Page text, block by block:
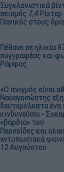
Συγκλονιστικά
σεισμός 7,4
Πανικός στους
Πέθανε σε ηλικία
συγγραφέας και
Ράμφος
«Ο πνιγμός είναι
Ναυαγοσώστης
δευτερόλεπτα ένα
κινδυνεύσει -
«βάρδια» του
Περσείδες και
εντυπωσιακά
12 Αυγούστου